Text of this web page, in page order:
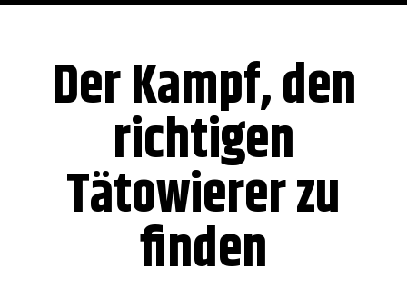
Der Kampf, den
richtigen
Tätowierer zu
finden